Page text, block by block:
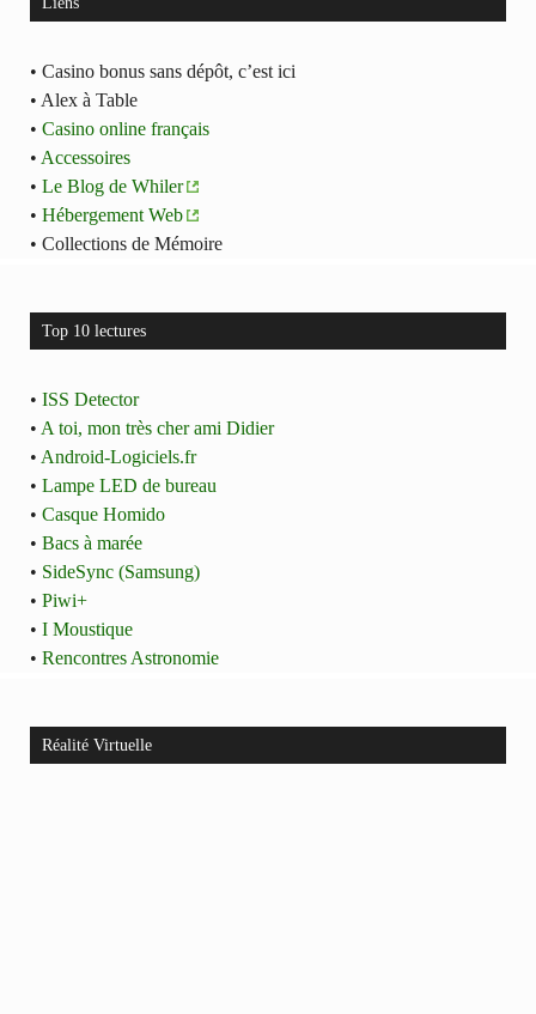
• Casino bonus sans dépôt, c’est ici
• Alex à Table
• Casino online français
• Accessoires
• Le Blog de Whiler
• Hébergement Web
• Collections de Mémoire
Top 10 lectures
• ISS Detector
• A toi, mon très cher ami Didier
• Android-Logiciels.fr
• Lampe LED de bureau
• Casque Homido
• Bacs à marée
• SideSync (Samsung)
• Piwi+
• I Moustique
• Rencontres Astronomie
Réalité Virtuelle